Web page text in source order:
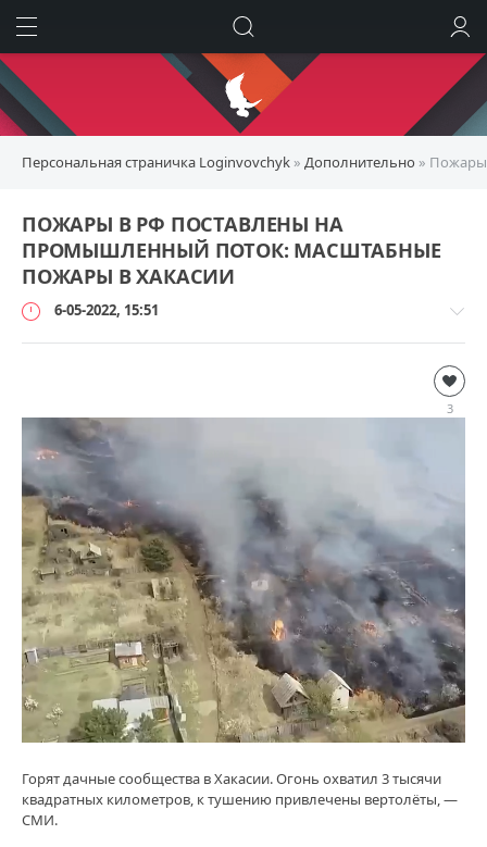
Персональная страничка Loginvovchyk » Дополнительно »
ПОЖАРЫ В РФ ПОСТАВЛЕНЫ НА
ПРОМЫШЛЕННЫЙ ПОТОК: МАСШТАБНЫЕ
ПОЖАРЫ В ХАКАСИИ
6-05-2022, 15:51
127
3
Горят дачные сообщества в Хакасии. Огонь охватил 3 тысячи
квадратных километров, к тушению привлечены вертолёты, —
СМИ.